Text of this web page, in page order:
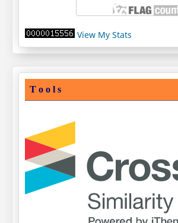
View My Stats
T o o l s